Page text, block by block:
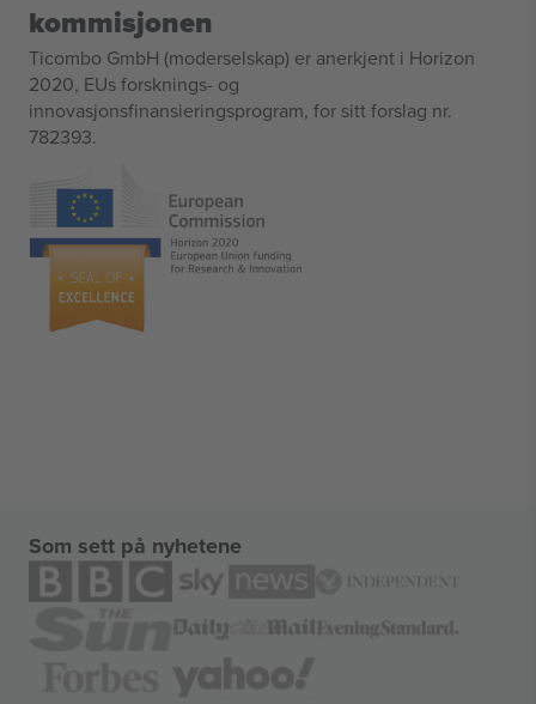
kommisjonen
Ticombo GmbH (moderselskap) er anerkjent i Horizon
2020, EUs forsknings- og
innovasjonsfinansieringsprogram, for sitt forslag nr.
782393.
Som sett på nyhetene